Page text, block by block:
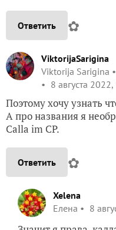
Ответить ✿
ViktorijaSarigina
Viktorija Sarigina
8 августа
Поэтому хочу узнать
А про названия я
Calla im CP.
Ответить ✿
Xelena
Елена
8